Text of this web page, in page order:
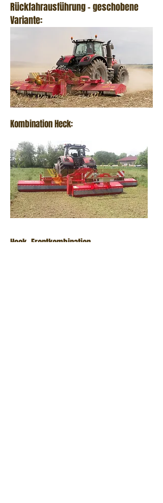
Rückfahrausführung - geschobene
Variante:
Kombination Heck:
Heck- Frontkombination